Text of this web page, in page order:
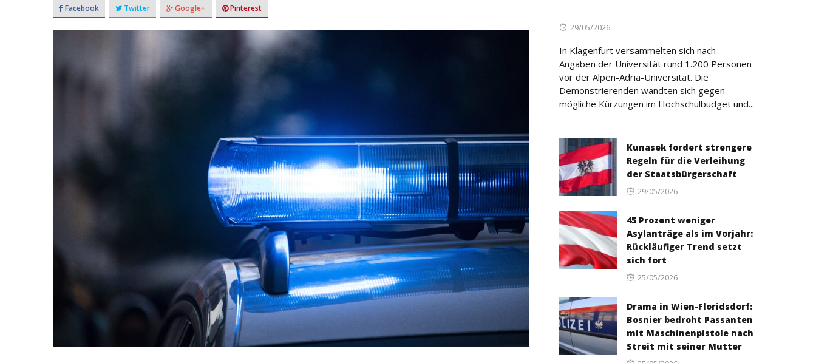
Facebook Twitter Google+ Pinterest
Posted
29/05/2026
In Klagenfurt versammelten sich nach
Angaben der Universität rund 1.200 Personen
vor der Alpen-Adria-Universität. Die
Demonstrierenden wandten sich gegen
mögliche Kürzungen im Hochschulbudget und...
Kunasek fordert strengere
Regeln für die Verleihung
der Staatsbürgerschaft
Posted
29/05/2026
45 Prozent weniger
Asylanträge als im Vorjahr:
Rückläufiger Trend setzt
sich fort
Posted
25/05/2026
Drama in Wien-Floridsdorf:
Bosnier bedroht Passanten
mit Maschinenpistole nach
Streit mit seiner Mutter